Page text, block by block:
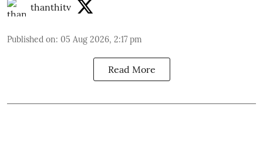
thanthitv
Published on: 05 Aug 2026, 2:17 pm
Read More